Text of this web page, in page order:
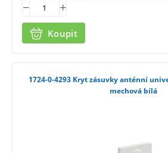
Koupit
1724-0-4293 Kryt zásuvky anténní univerzální s 2 (3) otvory,
mechová bílá